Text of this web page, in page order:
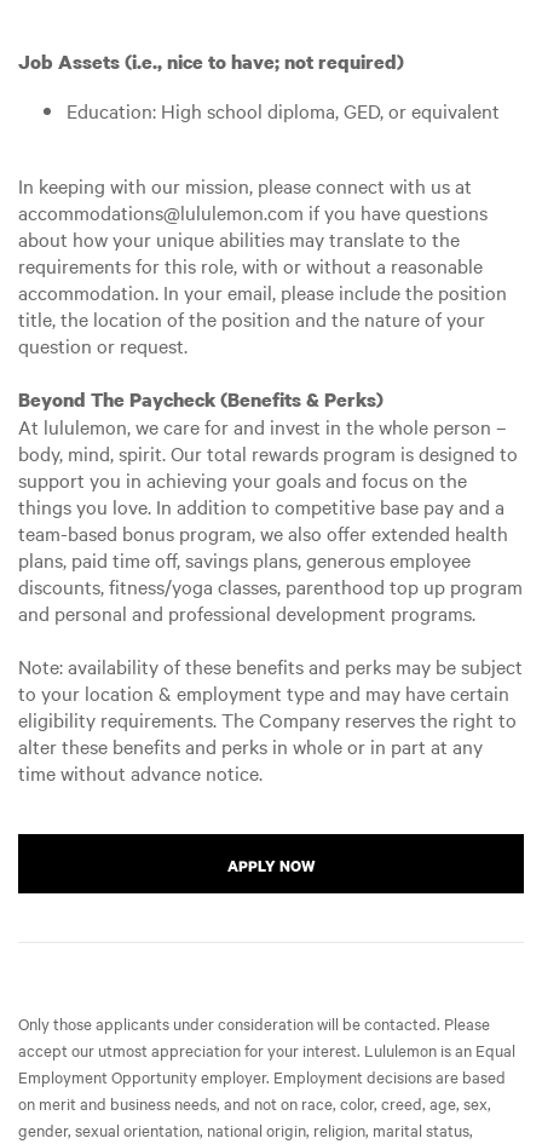
Job Assets (i.e., nice to have; not required)
Education: High school diploma, GED, or equivalent
In keeping with our mission, please connect with us at
accommodations@lululemon.com if you have questions
about how your unique abilities may translate to the
requirements for this role, with or without a reasonable
accommodation. In your email, please include the position
title, the location of the position and the nature of your
question or request.
Beyond The Paycheck (Benefits & Perks)
At lululemon, we care for and invest in the whole person –
body, mind, spirit. Our total rewards program is designed to
support you in achieving your goals and focus on the
things you love. In addition to competitive base pay and a
team-based bonus program, we also offer extended health
plans, paid time off, savings plans, generous employee
discounts, fitness/yoga classes, parenthood top up program
and personal and professional development programs.
Note: availability of these benefits and perks may be subject
to your location & employment type and may have certain
eligibility requirements. The Company reserves the right to
alter these benefits and perks in whole or in part at any
time without advance notice.
APPLY NOW
Only those applicants under consideration will be contacted. Please
accept our utmost appreciation for your interest. Lululemon is an Equal
Employment Opportunity employer. Employment decisions are based
on merit and business needs, and not on race, color, creed, age, sex,
gender, sexual orientation, national origin, religion, marital status,